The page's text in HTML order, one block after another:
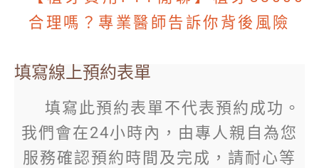
合理嗎？專業醫師告訴你背後風險
填寫線上預約表單
填寫此預約表單不代表預約成功。
我們會在24小時內，由專人親自為您
服務確認預約時間及完成，請耐心等